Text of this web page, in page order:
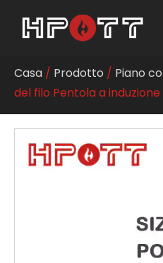
Casa / Prodotto / Piano
del filo Pentola a induzione